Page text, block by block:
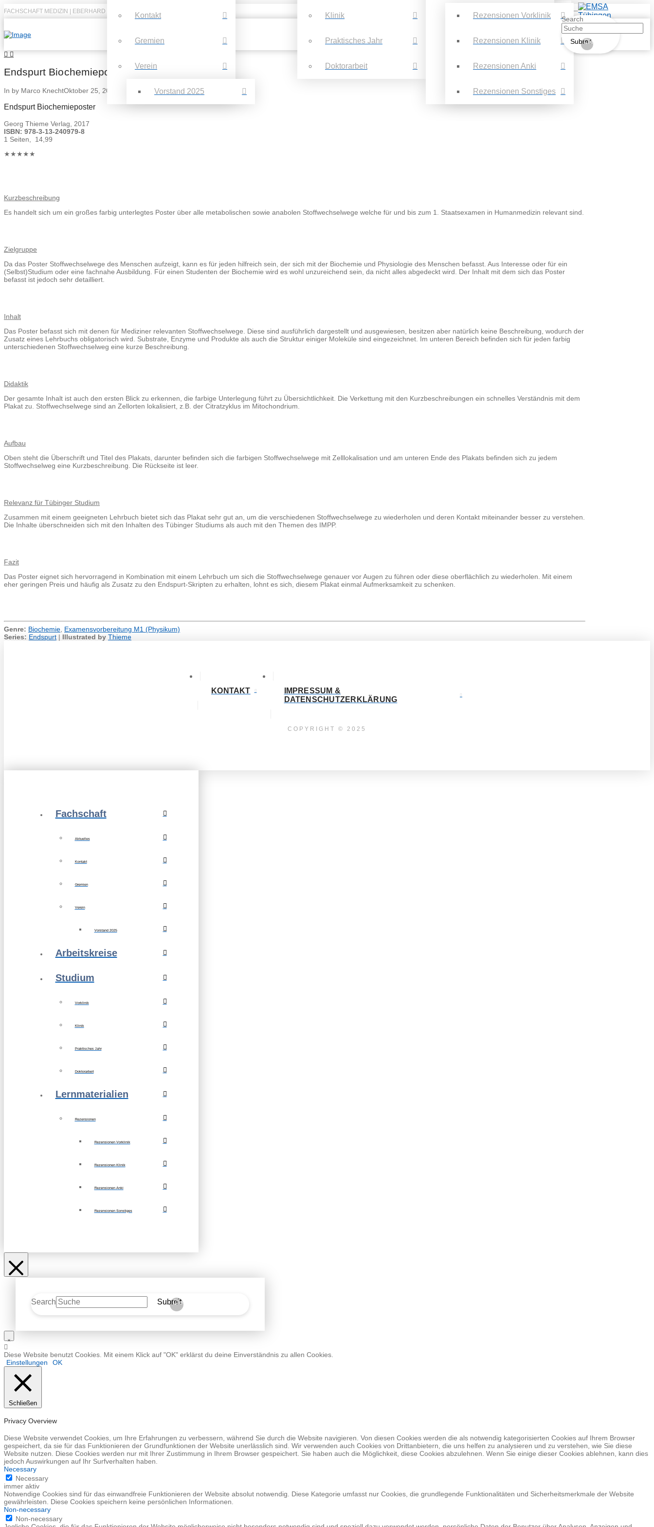
FACHSCHAFT MEDIZIN | EBERHARD KARLS UNIVERSITÄT TÜBINGEN
Kontakt
Gremien
Verein
Vorstand 2025
Klinik
Praktisches Jahr
Doktorarbeit
Rezensionen Vorklinik
Rezensionen Klinik
Rezensionen Anki
Rezensionen Sonstiges
Search
Submit
Clear
Endspurt Biochemieposter, 4. Auflage
In by Marco KnechtOktober 25, 2017
Endspurt Biochemieposter
Georg Thieme Verlag, 2017
ISBN: 978-3-13-240979-8
1 Seiten, 14,99
★★★★★
Kurzbeschreibung
Es handelt sich um ein großes farbig unterlegtes Poster über alle metabolischen sowie anabolen Stoffwechselwege welche für und bis zum 1. Staatsexamen in Humanmedizin relevant sind.
Zielgruppe
Da das Poster Stoffwechselwege des Menschen aufzeigt, kann es für jeden hilfreich sein, der sich mit der Biochemie und Physiologie des Menschen befasst. Aus Interesse oder für ein
(Selbst)Studium oder eine fachnahe Ausbildung. Für einen Studenten der Biochemie wird es wohl unzureichend sein, da nicht alles abgedeckt wird. Der Inhalt mit dem sich das Poster
befasst ist jedoch sehr detailliert.
Inhalt
Das Poster befasst sich mit denen für Mediziner relevanten Stoffwechselwege. Diese sind ausführlich dargestellt und ausgewiesen, besitzen aber natürlich keine Beschreibung, wodurch der
Zusatz eines Lehrbuchs obligatorisch wird. Substrate, Enzyme und Produkte als auch die Struktur einiger Moleküle sind eingezeichnet. Im unteren Bereich befinden sich für jeden farbig
unterschiedenen Stoffwechselweg eine kurze Beschreibung.
Didaktik
Der gesamte Inhalt ist auch den ersten Blick zu erkennen, die farbige Unterlegung führt zu Übersichtlichkeit. Die Verkettung mit den Kurzbeschreibungen ein schnelles Verständnis mit dem
Plakat zu. Stoffwechselwege sind an Zellorten lokalisiert, z.B. der Citratzyklus im Mitochondrium.
Aufbau
Oben steht die Überschrift und Titel des Plakats, darunter befinden sich die farbigen Stoffwechselwege mit Zelllokalisation und am unteren Ende des Plakats befinden sich zu jedem
Stoffwechselweg eine Kurzbeschreibung. Die Rückseite ist leer.
Relevanz für Tübinger Studium
Zusammen mit einem geeigneten Lehrbuch bietet sich das Plakat sehr gut an, um die verschiedenen Stoffwechselwege zu wiederholen und deren Kontakt miteinander besser zu verstehen.
Die Inhalte überschneiden sich mit den Inhalten des Tübinger Studiums als auch mit den Themen des IMPP.
Fazit
Das Poster eignet sich hervorragend in Kombination mit einem Lehrbuch um sich die Stoffwechselwege genauer vor Augen zu führen oder diese oberflächlich zu wiederholen. Mit einem
eher geringen Preis und häufig als Zusatz zu den Endspurt-Skripten zu erhalten, lohnt es sich, diesem Plakat einmal Aufmerksamkeit zu schenken.
Genre: Biochemie Examensvorbereitung M1 (Physikum)
Series: Endspurt | Illustrated by Thieme
KONTAKT
IMPRESSUM &
DATENSCHUTZERKLÄRUNG
COPYRIGHT © 2025
Fachschaft
Aktuelles
Kontakt
Gremien
Verein
Vorstand 2025
Arbeitskreise
Studium
Vorklinik
Klinik
Praktisches Jahr
Doktorarbeit
Lernmaterialien
Rezensionen
Rezensionen Vorklinik
Rezensionen Klinik
Rezensionen Anki
Rezensionen Sonstiges
Search Submit
Clear
Diese Website benutzt Cookies. Mit einem Klick auf "OK" erklärst du deine Einverständnis zu allen Cookies.
Einstellungen
OK
Schließen
Privacy Overview
Diese Website verwendet Cookies, um Ihre Erfahrungen zu verbessern, während Sie durch die Website navigieren. Von diesen Cookies werden die als notwendig kategorisierten Cookies auf Ihrem Browser
gespeichert, da sie für das Funktionieren der Grundfunktionen der Website unerlässlich sind. Wir verwenden auch Cookies von Drittanbietern, die uns helfen zu analysieren und zu verstehen, wie Sie diese
Website nutzen. Diese Cookies werden nur mit Ihrer Zustimmung in Ihrem Browser gespeichert. Sie haben auch die Möglichkeit, diese Cookies abzulehnen. Wenn Sie einige dieser Cookies ablehnen, kann dies
jedoch Auswirkungen auf Ihr Surfverhalten haben.
Necessary
Necessary
immer aktiv
Notwendige Cookies sind für das einwandfreie Funktionieren der Website absolut notwendig. Diese Kategorie umfasst nur Cookies, die grundlegende Funktionalitäten und Sicherheitsmerkmale der Website
gewährleisten. Diese Cookies speichern keine persönlichen Informationen.
Non-necessary
Non-necessary